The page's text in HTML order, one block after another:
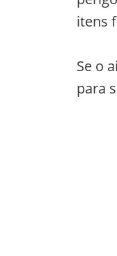
itens
Se o
para